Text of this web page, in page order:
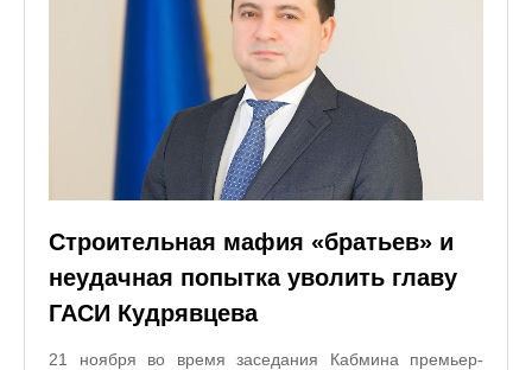
Строительная мафия «братьев» и
неудачная попытка уволить главу
ГАСИ Кудрявцева
21 ноября во время заседания Кабмина премьер-